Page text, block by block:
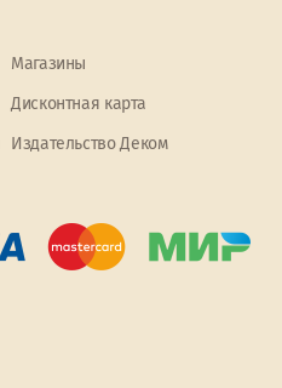
Магазины
Дисконтная карта
Издательство Деком